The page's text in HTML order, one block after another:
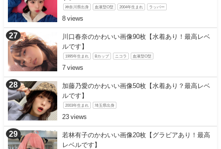
神奈川県出身 血液型O型 2004年生まれ ラッパー
8
川口春奈のかわいい画像90枚【水着あり！最高レベ
ルです】
1995年生まれ Bカップ ニコラ 血液型O型
7
加藤乃愛のかわいい画像50枚【水着あり？最高レベ
ルです】
2003年生まれ 埼玉県出身
23
若林有子のかわいい画像20枚【グラビアあり！最高
レベルです】